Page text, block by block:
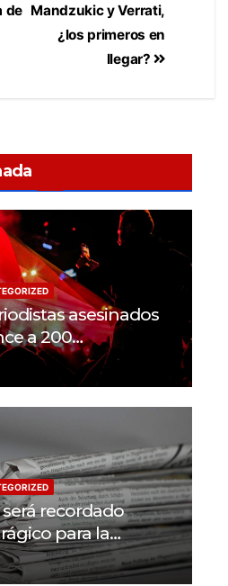
Mandzukic y Verrati,
¿los primeros en
llegar?
de
asesinados
a 200
la prensa muertos
recordado
para la
Un tercio de los
por Israel